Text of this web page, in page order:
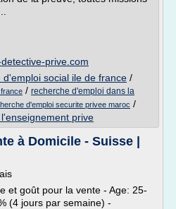
prive.com
d'emploi social ile de france /
/ recherche d'emploi dans la
d'emploi securite privee maroc /
prive
à Domicile - Suisse |
et goût pour la vente - Age: 25-
(4 jours par semaine) -